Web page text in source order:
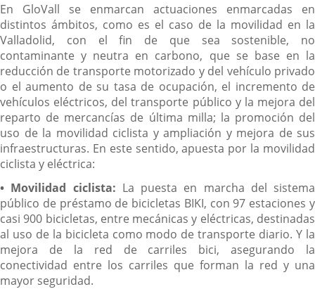
En GloVall se enmarcan actuaciones enmarcadas en
distintos ámbitos, como es el caso de la movilidad en la
Valladolid, con el fin de que sea sostenible, no
contaminante y neutra en carbono, que se base en la
reducción de transporte motorizado y del vehículo privado
o el aumento de su tasa de ocupación, el incremento de
vehículos eléctricos, del transporte público y la mejora del
reparto de mercancías de última milla; la promoción del
uso de la movilidad ciclista y ampliación y mejora de sus
infraestructuras. En este sentido, apuesta por la movilidad
ciclista y eléctrica:
• Movilidad ciclista: La puesta en marcha del sistema
público de préstamo de bicicletas BIKI, con 97 estaciones y
casi 900 bicicletas, entre mecánicas y eléctricas, destinadas
al uso de la bicicleta como modo de transporte diario. Y la
mejora de la red de carriles bici, asegurando la
conectividad entre los carriles que forman la red y una
mayor seguridad.